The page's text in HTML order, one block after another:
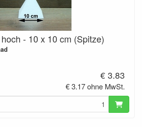
- 10 x 10 cm (Spitze)
€ 3.83
€ 3.17 ohne MwSt.